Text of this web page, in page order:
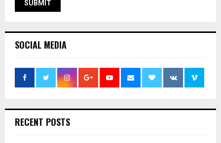
SOCIAL MEDIA
RECENT POSTS